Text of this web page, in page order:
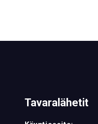
Tavaralähetit